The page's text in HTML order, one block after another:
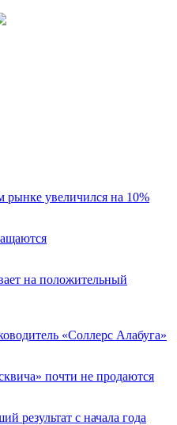
рынке увеличился на 10%
на положительный
«Соллерс Алабуга»
почти не продаются
результат с начала года